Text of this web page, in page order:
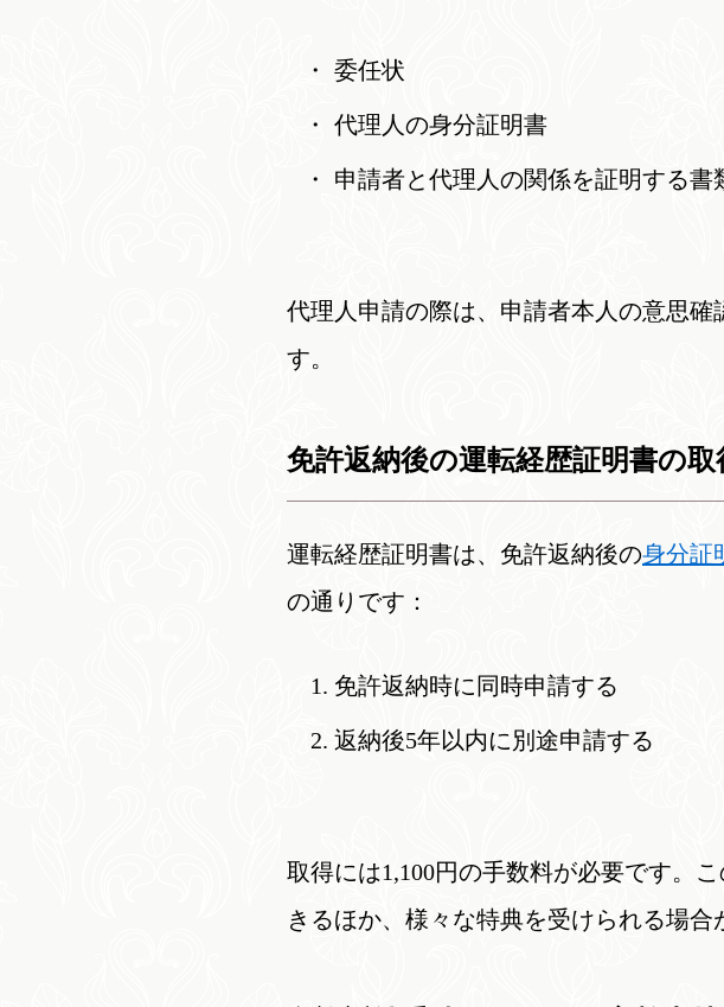
委任状
代理人の身分証明書
申請者と代理人の関係を証明する書
代理人申請の際は、申請者本人の意思
す。
免許返納後の運転経歴証明書の取
運転経歴証明書は、免許返納後の身分証
の通りです：
免許返納時に同時申請する
返納後5年以内に別途申請する
取得には1,100円の手数料が必要です。
きるほか、様々な特典を受けられる場合